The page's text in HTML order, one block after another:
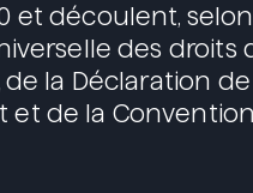
et découlent,
des droits
la Déclaration de
de la